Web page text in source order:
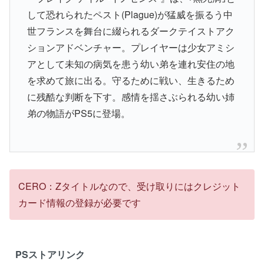
して恐れられたペスト(Plague)が猛威を振るう中
世フランスを舞台に綴られるダークテイストアク
ションアドベンチャー。プレイヤーは少女アミシ
アとして未知の病気を患う幼い弟を連れ安住の地
を求めて旅に出る。守るために戦い、生きるため
に残酷な判断を下す。感情を揺さぶられる幼い姉
弟の物語がPS5に登場。
CERO：Zタイトルなので、受け取りにはクレジット
カード情報の登録が必要です
PSストアリンク